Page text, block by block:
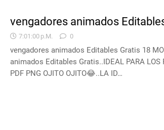
vengadores animados
7:01:00 P.m. 0
vengadores animados Editables Gratis 18
animados Editables Gratis..IDEAL PARA
PDF PNG OJITO OJITO😂..LA ID…